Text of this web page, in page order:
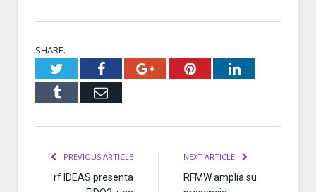
SHARE.
TwitterFacebookGoogle+PinterestLinkedIn
Tumblr Email
PREVIOUS ARTICLE
rf IDEAS presenta
NEXT ARTICLE
RFMW amplía su